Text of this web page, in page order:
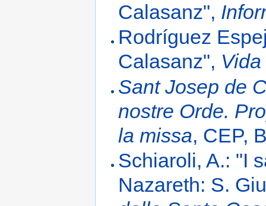
Calasanz",
Rodríguez
Calasanz",
Sant Josep de
nostre Orde.
la missa, CEP,
Schiaroli, A.: "I
Nazareth: S.